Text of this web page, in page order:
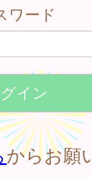
ワード
からお願